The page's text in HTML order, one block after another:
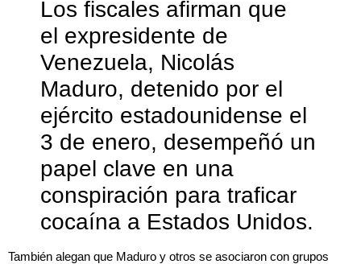
Los fiscales afirman que
el expresidente de
Venezuela, Nicolás
Maduro, detenido por el
ejército estadounidense el
3 de enero, desempeñó un
papel clave en una
conspiración para traficar
cocaína a Estados Unidos.
También alegan que Maduro y otros se asociaron con grupos